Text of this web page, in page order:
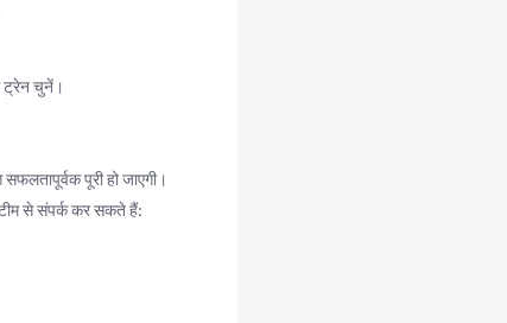
ट्रेन चुनें।
पूरी हो जाएगी।
टीम से संपर्क कर सकते हैं: